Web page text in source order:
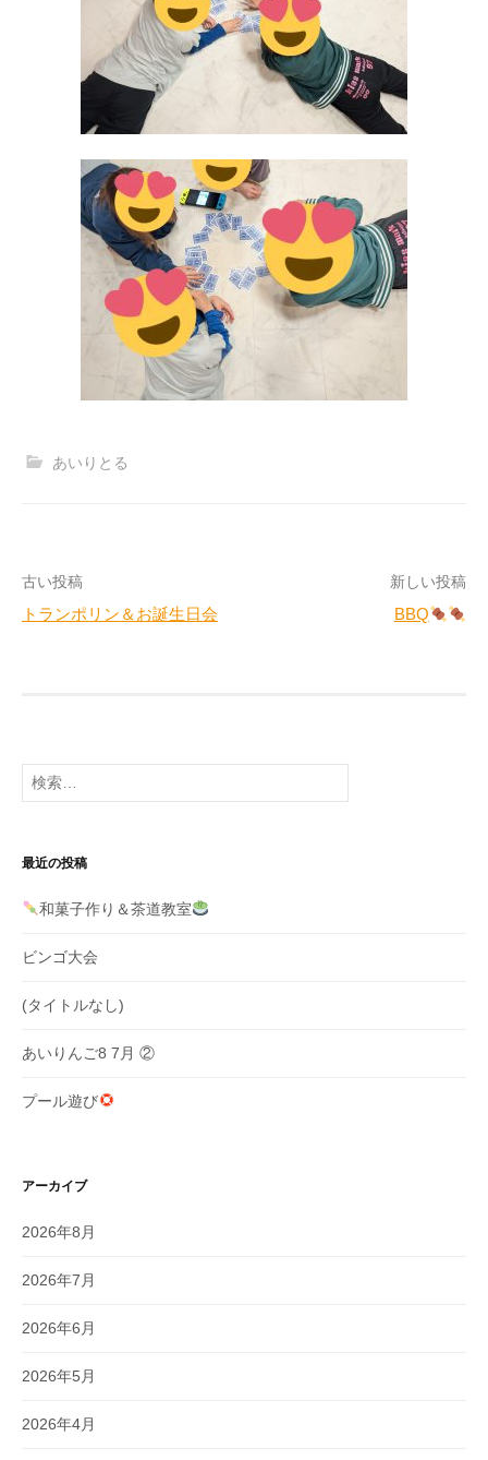
あいりとる
投
稿
ー
ョ
ン
古い投稿
トランポリン＆お誕生日会
新しい投稿
BBQ
検
索:
最近の投稿
和菓子作り＆茶道教室
ビンゴ大会
(タイトルなし)
あいりんご8 7月 ②
プール遊び
アーカイブ
2026年8月
2026年7月
2026年6月
2026年5月
2026年4月